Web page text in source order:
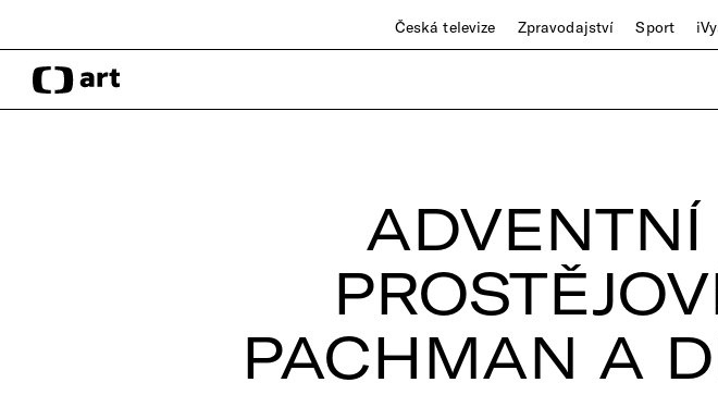
Česká televize Zpravodajství Sport
PACHMAN A